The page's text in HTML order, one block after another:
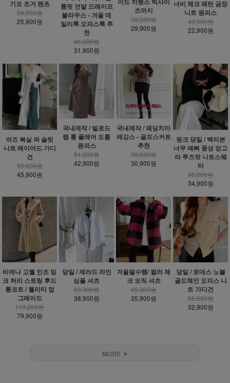
기모 조거 팬츠
39,500원
25,900원
륨핏 언발 드레이프
블라우스 - 겨울 데
일리룩 오피스룩 추
천
46,600원
31,900원
즈까지
39,500원
29,900원
너비 체크 패턴 금장
니트 원피스
43,600원
22,900원
쉬즈 복실 퍼 슬릿
니트 레이어드 가디
건
55,600원
45,900원
국내제작 / 빌로드
랩 롱 플레어 도톰
원피스
51,200원
42,900원
국내제작 / 패딩치마
레깅스 - 골프스커트
추천
39,500원
30,900원
핑크 당일 / 백리본
너무 예뻐 풍성 앙고
라 루즈핏 니트스웨
터
45,600원
34,900원
비에나 고퀄 인조 밍
크 허리 스트링 후드
롱코트 / 퀄리티 업
그레이드
119,200원
79,900원
당일 / 제라드 라인
심플 셔츠
60,300원
38,900원
겨울필수템/ 컬러 체
크 모직 셔츠
45,300원
35,900원
당일 / 로데스 노블
골드체인 오피스 니
트 가디건
55,600원
32,900원
MORE ▼